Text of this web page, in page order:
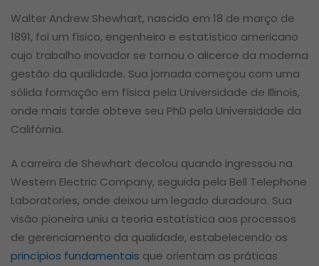
Walter Andrew Shewhart, nascido em 18 de março de
1891, foi um físico, engenheiro e estatístico americano
cujo trabalho inovador se tornou o alicerce da moderna
gestão da qualidade. Sua jornada começou com uma
sólida formação em física pela Universidade de Illinois,
onde mais tarde obteve seu PhD pela Universidade da
Califórnia.
A carreira de Shewhart decolou quando ingressou na
Western Electric Company, seguida pela Bell Telephone
Laboratories, onde deixou um legado duradouro. Sua
visão pioneira uniu a teoria estatística aos processos
de gerenciamento da qualidade, estabelecendo os
princípios fundamentais que orientam as práticas